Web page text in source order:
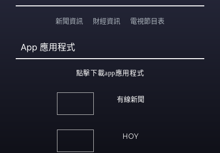
新聞資訊 財經資訊 電視節目表
App 應用程式
點擊下載app應用程式
有線新聞
HOY